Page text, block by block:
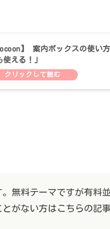
】 案内ボックスの使い
使える！」
無料テーマですが有料
がない方はこちらの記